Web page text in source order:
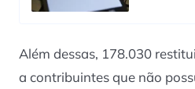
Além dessas, 178.030
a contribuintes que não